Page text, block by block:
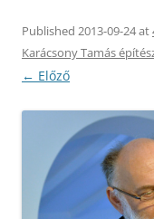
Published 2013-09-24at
Karácsony Tamás
← Előző